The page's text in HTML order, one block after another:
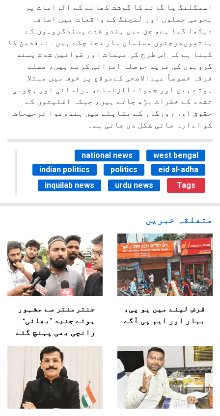
اسمگلنگ یا گائے کا گوشت کھانے کے الزامات پر
ہجومی حملوں اور لنچنگ کے واقعات میں اضافہ
دیکھا گیا ہے، جن میں ہندو شدت پسندگروہوں کے
ہاتھوںدرجنوں مسلمان مارے جا چکے ہیں۔ ناقدین کا
کہنا ہے کہ اس طرح کی مہمات اور قوانین شدت پسند
گروہوں کی مزید حوصلہ افزائی کرتے ہیں، مسلم
فرقہ خصوصاً عیدالاضحی کےموقع پر خوف میں مبتلا
ہوتے ہیں اور جھوٹے الزامات، ہراسانی اور ہجومی
تشدد کے خطرات بڑھ جاتے ہیں، جبکہ اقلیتوں کے
حقوق اور روزگار کے مقابلے میں ہندوتوا ترجیحات
کو ادارہ جاتی شکل دی جاتی ہے۔
national news
west bengal
indian politics
politics
eid al-adha
inquilab news
urdu news Tags
متعلقہ خبریں
قرض لینے میں یو پی،
بہار اور ایم پی آگے
جنترمنتر سے مشہور
ہوئے جنید ’بھائی‘
رانچی بھی پہنچ گئے